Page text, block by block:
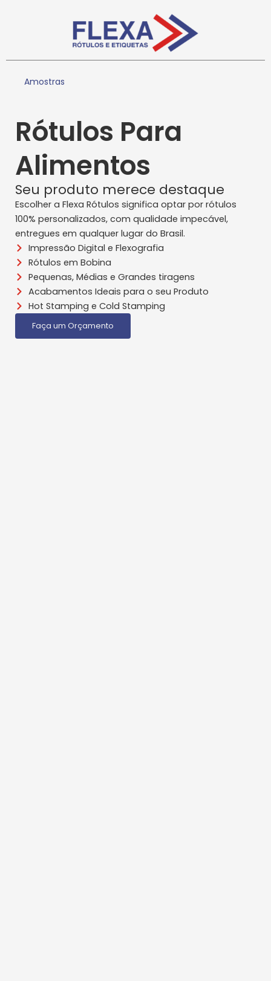
Amostras
Rótulos Para
Alimentos
Seu produto merece destaque
Escolher a Flexa Rótulos significa optar por rótulos
100% personalizados, com qualidade impecável,
entregues em qualquer lugar do Brasil.
Impressão Digital e Flexografia
Rótulos em Bobina
Pequenas, Médias e Grandes tiragens
Acabamentos Ideais para o seu Produto
Hot Stamping e Cold Stamping
Faça um Orçamento